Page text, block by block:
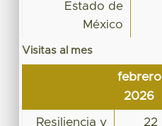
Estado de
México
Visitas al mes
febrero
2026
Resiliencia y
22